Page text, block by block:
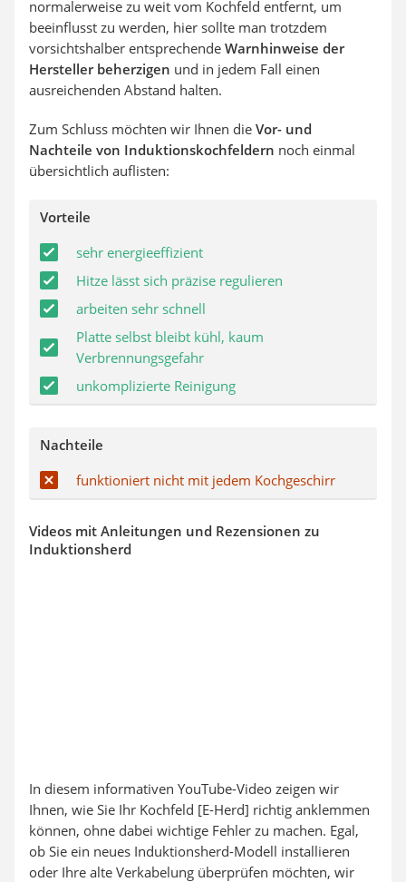
normalerweise zu weit vom Kochfeld entfernt, um
beeinflusst zu werden, hier sollte man trotzdem
vorsichtshalber entsprechende Warnhinweise der
Hersteller beherzigen und in jedem Fall einen
ausreichenden Abstand halten.
Zum Schluss möchten wir Ihnen die Vor- und
Nachteile von Induktionskochfeldern noch einmal
übersichtlich auflisten:
Vorteile
sehr energieeffizient
Hitze lässt sich präzise regulieren
arbeiten sehr schnell
Platte selbst bleibt kühl, kaum
Verbrennungsgefahr
unkomplizierte Reinigung
Nachteile
funktioniert nicht mit jedem Kochgeschirr
Videos mit Anleitungen und Rezensionen zu
Induktionsherd
In diesem informativen YouTube-Video zeigen wir
Ihnen, wie Sie Ihr Kochfeld [E-Herd] richtig anklemmen
können, ohne dabei wichtige Fehler zu machen. Egal,
ob Sie ein neues Induktionsherd-Modell installieren
oder Ihre alte Verkabelung überprüfen möchten, wir